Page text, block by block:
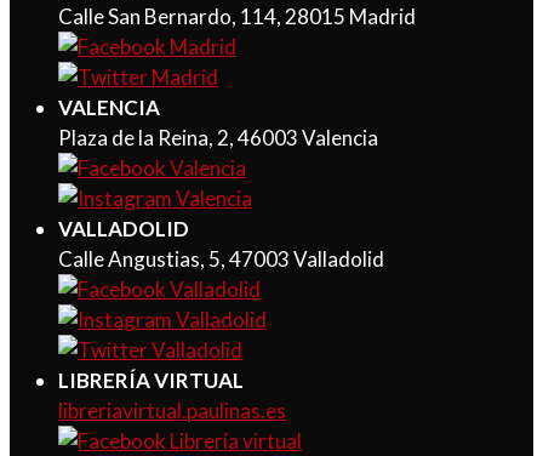
Calle San Bernardo, 114, 28015 Madrid
VALENCIA
Plaza de la Reina, 2, 46003 Valencia
VALLADOLID
Calle Angustias, 5, 47003 Valladolid
LIBRERÍA VIRTUAL
libreriavirtual.paulinas.es